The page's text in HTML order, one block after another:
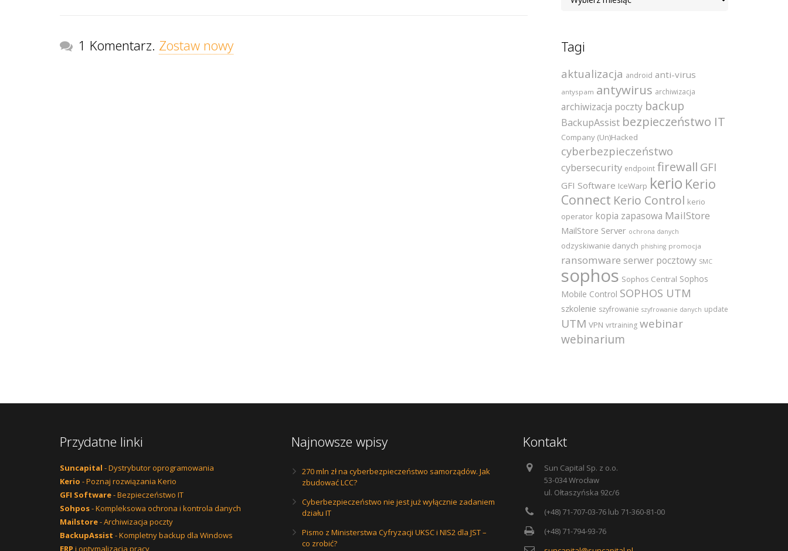
1 Komentarz. Zostaw nowy Tagi
aktualizacja android anti-virus
antyspam antywirus archiwizacja
archiwizacja poczty backup
BackupAssist bezpieczeństwo IT
Company (Un)Hacked
cyberbezpieczeństwo
cybersecurity endpoint firewall GFI
GFI Software IceWarp kerio Kerio
Connect Kerio Control kerio
operator kopia zapasowa MailStore
MailStore Server ochrona danych
odzyskiwanie danych phishing promocja
ransomware serwer pocztowy SMC
sophos Sophos Central Sophos
Mobile Control SOPHOS UTM
szkolenie szyfrowanie szyfrowanie danych update
UTM VPN vrtraining webinar
webinarium
Przydatne linki
Suncapital - Dystrybutor oprogramowania
Kerio - Poznaj rozwiązania Kerio
GFI Software- Bezpieczeństwo IT
Sohpos- Kompleksowa ochrona i kontrola danych
Mailstore- Archiwizacja poczty
BackupAssist - Kompletny backup dla Windows
ERP i optymalizacja pracy
Najnowsze wpisy
270 mln zł na cyberbezpieczeństwo samorządów. Jak
zbudować LCC?
Cyberbezpieczeństwo nie jest już wyłącznie zadaniem
działu IT
Pismo z Ministerstwa Cyfryzacji UKSC i NIS2 dla JST –
co zrobić?
Kontakt
Sun Capital Sp. z o.o.
53-034 Wrocław
ul. Ołtaszyńska 92c/6
(+48) 71-707-03-76 lub 71-360-81-00
(+48) 71-794-93-76